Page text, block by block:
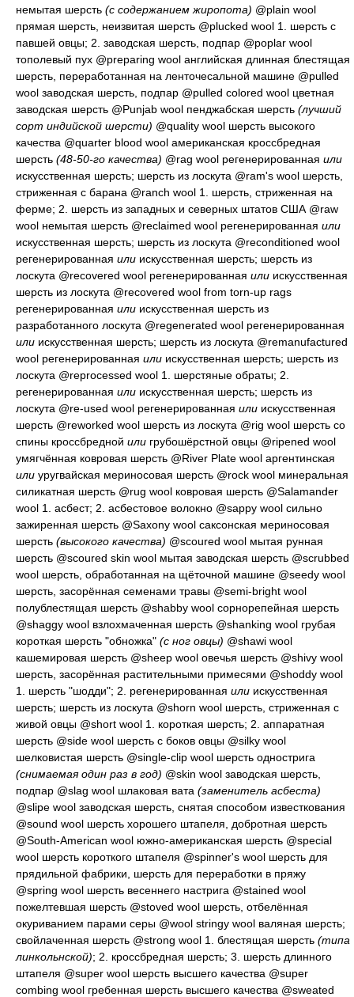
немытая шерсть (с содержанием жиропота) @plain wool
прямая шерсть, неизвитая шерсть @plucked wool 1. шерсть с
павшей овцы; 2. заводская шерсть, подпар @poplar wool
тополевый пух @preparing wool английская длинная блестящая
шерсть, переработанная на ленточесальной машине @pulled
wool заводская шерсть, подпар @pulled colored wool цветная
заводская шерсть @Punjab wool пенджабская шерсть (лучший
сорт индийской шерсти) @quality wool шерсть высокого
качества @quarter blood wool американская кроссбредная
шерсть (48-50-го качества) @rag wool регенерированная или
искусственная шерсть; шерсть из лоскута @ram's wool шерсть,
стриженная с барана @ranch wool 1. шерсть, стриженная на
ферме; 2. шерсть из западных и северных штатов США @raw
wool немытая шерсть @reclaimed wool регенерированная или
искусственная шерсть; шерсть из лоскута @reconditioned wool
регенерированная или искусственная шерсть; шерсть из
лоскута @recovered wool регенерированная или искусственная
шерсть из лоскута @recovered wool from torn-up rags
регенерированная или искусственная шерсть из
разработанного лоскута @regenerated wool регенерированная
или искусственная шерсть; шерсть из лоскута @remanufactured
wool регенерированная или искусственная шерсть; шерсть из
лоскута @reprocessed wool 1. шерстяные обраты; 2.
регенерированная или искусственная шерсть; шерсть из
лоскута @re-used wool регенерированная или искусственная
шерсть @reworked wool шерсть из лоскута @rig wool шерсть со
спины кроссбредной или грубошёрстной овцы @ripened wool
умягчённая ковровая шерсть @River Plate wool аргентинская
или уругвайская мериносовая шерсть @rock wool минеральная
силикатная шерсть @rug wool ковровая шерсть @Salamander
wool 1. асбест; 2. асбестовое волокно @sappy wool сильно
зажиренная шерсть @Saxony wool саксонская мериносовая
шерсть (высокого качества) @scoured wool мытая рунная
шерсть @scoured skin wool мытая заводская шерсть @scrubbed
wool шерсть, обработанная на щёточной машине @seedy wool
шерсть, засорённая семенами травы @semi-bright wool
полублестящая шерсть @shabby wool сорнорепейная шерсть
@shaggy wool взлохмаченная шерсть @shanking wool грубая
короткая шерсть "обножка" (с ног овцы) @shawi wool
кашемировая шерсть @sheep wool овечья шерсть @shivy wool
шерсть, засорённая растительными примесями @shoddy wool
1. шерсть "шодди"; 2. регенерированная или искусственная
шерсть; шерсть из лоскута @shorn wool шерсть, стриженная с
живой овцы @short wool 1. короткая шерсть; 2. аппаратная
шерсть @side wool шерсть с боков овцы @silky wool
шелковистая шерсть @single-clip wool шерсть однострига
(снимаемая один раз в год) @skin wool заводская шерсть,
подпар @slag wool шлаковая вата (заменитель асбеста)
@slipe wool заводская шерсть, снятая способом известкования
@sound wool шерсть хорошего штапеля, добротная шерсть
@South-American wool южно-американская шерсть @special
wool шерсть короткого штапеля @spinner's wool шерсть для
прядильной фабрики, шерсть для переработки в пряжу
@spring wool шерсть весеннего настрига @stained wool
пожелтевшая шерсть @stoved wool шерсть, отбелённая
окуриванием парами серы @wool stringy wool валяная шерсть;
свойлаченная шерсть @strong wool 1. блестящая шерсть (типа
линкольнской); 2. кроссбредная шерсть; 3. шерсть длинного
штапеля @super wool шерсть высшего качества @super
combing wool гребенная шерсть высшего качества @sweated